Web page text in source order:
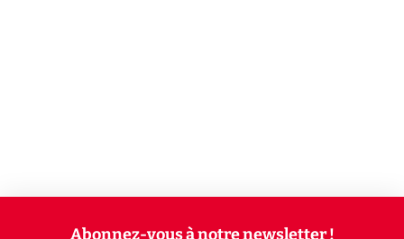
Abonnez-vous à notre newsletter !